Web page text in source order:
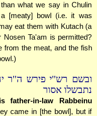
what we say in Chulin
[meaty] bowl (i.e. it was
eat them with Kutach (a
Ta'am is permitted?
from the meat, and the fish
ובשם רש''י פירש ה''ר
נתבשלו אסור
father-in-law Rabbeinu
came in [the bowl], but if